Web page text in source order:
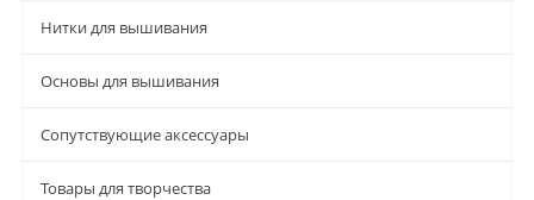
Нитки для вышивания
Основы для вышивания
Сопутствующие аксессуары
Товары для творчества